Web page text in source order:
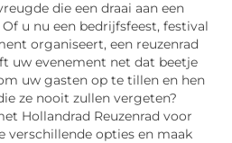
die een draai aan een
u nu een bedrijfsfeest, festival
organiseert, een reuzenrad
uw evenement net dat beetje
uw gasten op te tillen en hen
ze nooit zullen vergeten?
Hollandrad Reuzenrad voor
verschillende opties en maak